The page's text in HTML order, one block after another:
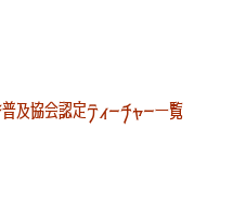
普及協会認定ティーチャー一覧